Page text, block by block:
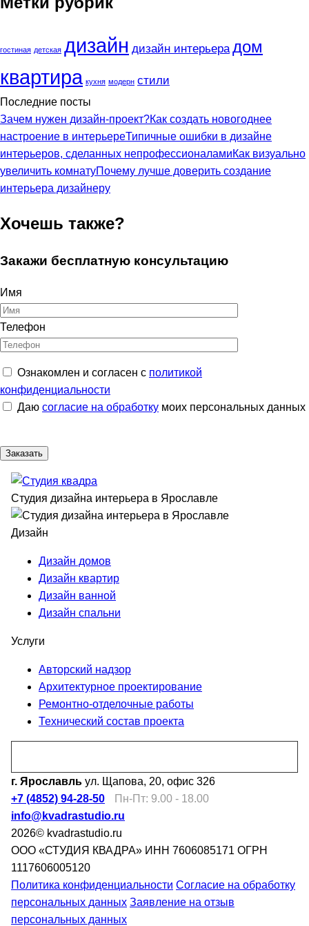
гостиная детская дизайн дизайн интерьера дом
квартира кухня модерн стили
Последние посты
Зачем нужен дизайн-проект?Как создать новогоднее
настроение в интерьереТипичные ошибки в дизайне
интерьеров, сделанных непрофессионаламиКак визуально
увеличить комнатуПочему лучше доверить создание
интерьера дизайнеру
Хочешь также?
Закажи бесплатную консультацию
Имя
Телефон
Ознакомлен и согласен с политикой
конфиденциальности
Даю согласие на обработку моих персональных данных
Студия дизайна интерьера в Ярославле
Дизайн
Дизайн домов
Дизайн квартир
Дизайн ванной
Дизайн спальни
Услуги
Авторский надзор
Архитектурное проектирование
Ремонтно-отделочные работы
Технический состав проекта
г. Ярославль ул. Щапова, 20, офис 326
+7 (4852) 94-28-50
Пн-Пт: 9.00 - 18.00
info@kvadrastudio.ru
2026© kvadrastudio.ru
ООО «СТУДИЯ КВАДРА» ИНН 7606085171 ОГРН
1117606005120
Политика конфиденциальности Согласие на обработку
персональных данных Заявление на отзыв
персональных данных